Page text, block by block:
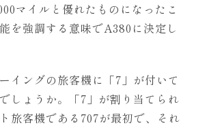
マイルと優れたものになったこ
を強調する意味でA380に決定し
イングの旅客機に「7」が付いて
しょうか。「7」が割り当てられ
旅客機である707が最初で、それ